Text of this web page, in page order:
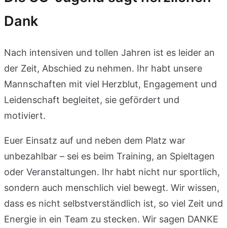
Dank
Nach intensiven und tollen Jahren ist es leider an
der Zeit, Abschied zu nehmen. Ihr habt unsere
Mannschaften mit viel Herzblut, Engagement und
Leidenschaft begleitet, sie gefördert und
motiviert.
Euer Einsatz auf und neben dem Platz war
unbezahlbar – sei es beim Training, an Spieltagen
oder Veranstaltungen. Ihr habt nicht nur sportlich,
sondern auch menschlich viel bewegt. Wir wissen,
dass es nicht selbstverständlich ist, so viel Zeit und
Energie in ein Team zu stecken. Wir sagen DANKE